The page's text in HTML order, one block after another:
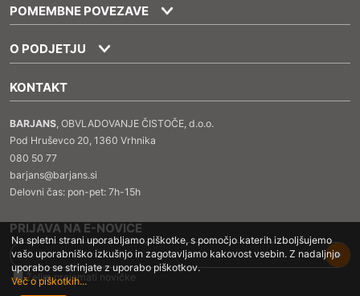
POMEMBNE POVEZAVE
O PODJETJU
KONTAKT
BARJANS, OBVLADOVANJE ČISTOČE, d.o.o.
Pod Hruševco 20, 1360 Vrhnika
080 50 77
barjans@barjans.si
Delovni čas: pon-pet: 7h-15h
PRIJAVA NA E-NOVICE
Želim prejemati novičke
Na spletni strani uporabljamo piškotke, s pomočjo katerih izboljšujemo
vašo uporabniško izkušnjo in zagotavljamo kakovost vsebin. Z nadaljnjo
uporabo se strinjate z uporabo piškotkov.
Več o piškotkih...